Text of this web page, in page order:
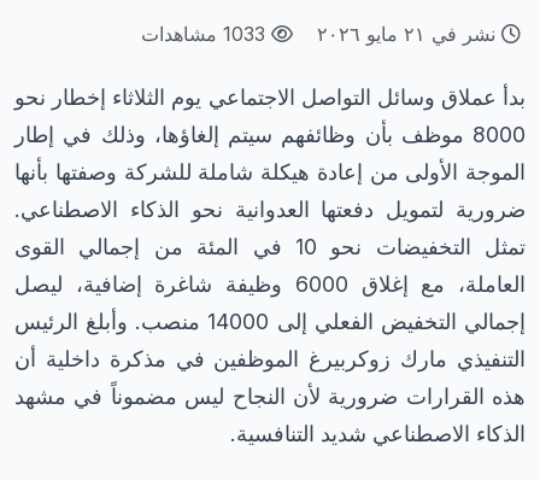
نشر في ٢١ مايو ٢٠٢٦
بدأ عملاق وسائل التواصل الاجتماعي يوم الثلاثاء إخطار نحو
8000 موظف بأن وظائفهم سيتم إلغاؤها، وذلك في إطار
الموجة الأولى من إعادة هيكلة شاملة للشركة وصفتها بأنها
ضرورية لتمويل دفعتها العدوانية نحو الذكاء الاصطناعي.
تمثل التخفيضات نحو 10 في المئة من إجمالي القوى
العاملة، مع إغلاق 6000 وظيفة شاغرة إضافية، ليصل
إجمالي التخفيض الفعلي إلى 14000 منصب. وأبلغ الرئيس
التنفيذي مارك زوكربيرغ الموظفين في مذكرة داخلية أن
هذه القرارات ضرورية لأن النجاح ليس مضموناً في مشهد
الذكاء الاصطناعي شديد التنافسية.